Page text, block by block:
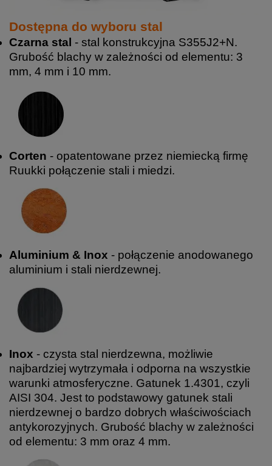
Dostępna do wyboru stal
Czarna stal - stal konstrukcyjna S355J2+N.
Grubość blachy w zależności od elementu: 3
mm, 4 mm i 10 mm.
Corten - opatentowane przez niemiecką firmę
Ruukki połączenie stali i miedzi.
Aluminium & Inox - połączenie anodowanego
aluminium i stali nierdzewnej.
Inox - czysta stal nierdzewna, możliwie
najbardziej wytrzymała i odporna na wszystkie
warunki atmosferyczne. Gatunek 1.4301, czyli
AISI 304. Jest to podstawowy gatunek stali
nierdzewnej o bardzo dobrych właściwościach
antykorozyjnych. Grubość blachy w zależności
od elementu: 3 mm oraz 4 mm.